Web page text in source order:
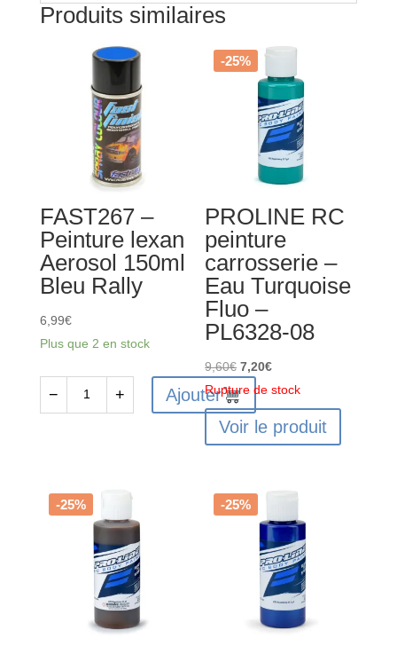
Produits similaires
FAST267 –
Peinture lexan
Aerosol 150ml
Bleu Rally
6,99€
Plus que 2 en stock
Peinture
lexan
− + Ajouter
-25%
PROLINE RC
peinture
carrosserie –
Eau Turquoise
Fluo –
PL6328-08
9,60€ Le
prix
initial
était :
7,20€Le
prix
actuel
est :
Rupture de stock
Voir le produit
-25% -25%